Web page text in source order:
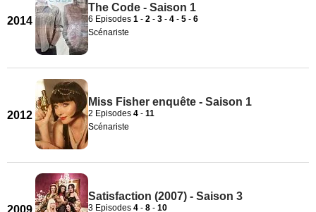
2014
The Code - Saison 1
6 Episodes 1 - 2 - 3 - 4 - 5 - 6
Scénariste
2012
Miss Fisher enquête - Saison 1
2 Episodes 4 - 11
Scénariste
2009
Satisfaction (2007) - Saison 3
3 Episodes 4 - 8 - 10